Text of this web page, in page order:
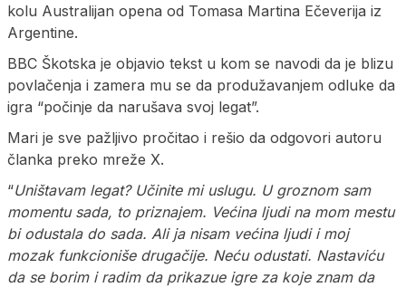
kolu Australijan opena od Tomasa Martina Ečeverija iz
Argentine.
BBC Škotska je objavio tekst u kom se navodi da je blizu
povlačenja i zamera mu se da produžavanjem odluke da
igra “počinje da narušava svoj legat”.
Mari je sve pažljivo pročitao i rešio da odgovori autoru
članka preko mreže X.
“Uništavam legat? Učinite mi uslugu. U groznom sam
momentu sada, to priznajem. Većina ljudi na mom mestu
bi odustala do sada. Ali ja nisam većina ljudi i moj
mozak funkcioniše drugačije. Neću odustati. Nastaviću
da se borim i radim da prikazue igre za koje znam da